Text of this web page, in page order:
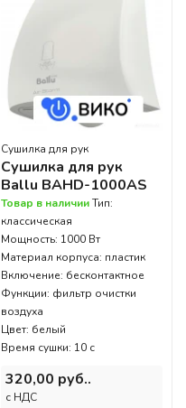
Сушилка для рук
Сушилка для рук
Ballu BAHD-1000AS
Товар в наличииТип:
классическая
Мощность: 1000 Вт
Материал корпуса: пластик
Включение: бесконтактное
Функции: фильтр очистки
воздуха
Цвет: белый
Время сушки: 10 с
320,00 руб..
c НДС